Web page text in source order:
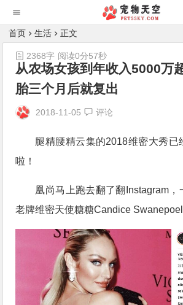
首页 生活 正文
从农场女孩到年收入5000万
胎三个月后就复出
2018-11-05 评论
2368字 阅读0分57秒
腿精腰精云集的2018维密大秀已
啦！
凰尚马上跑去翻了翻Instagram
老牌维密天使糖糖Candice Swanepoel